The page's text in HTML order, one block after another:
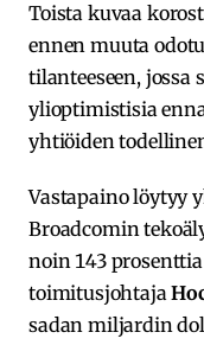
Toista kuvaa
ennen muuta
tilanteeseen, jossa
ylioptimistisia
yhtiöiden
Vastapaino löytyy
Broadcomin
noin 143
toimitusjohtaja
sadan miljardin